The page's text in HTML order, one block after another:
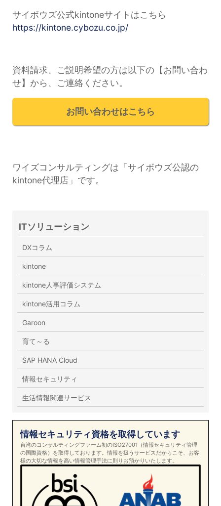
サイボウズ公式kintoneサイトはこちら
https://kintone.cybozu.co.jp/
資料請求、ご説明希望の方は以下の【お問い合わ
せ】から、ご連絡ください。
お問い合わせはこちら
ワイズコンサルティングは「サイボウズ公認の
kintone代理店」です。
ITソリューション
DXコラム
kintone
kintone人事評価システム
kintone活用コラム
Garoon
育て～る
SAP HANA Cloud
情報セキュリティ
生活情報関連サービス
情報セキュリティ資格を取得しています
台湾のコンサルティングファーム初のISO27001（情報セキュリティ管理
の国際資格）を取得しております。情報を扱うサービスだからこそ、お客
様の大切な情報を高い情報管理手法に則りお預かりいたします。